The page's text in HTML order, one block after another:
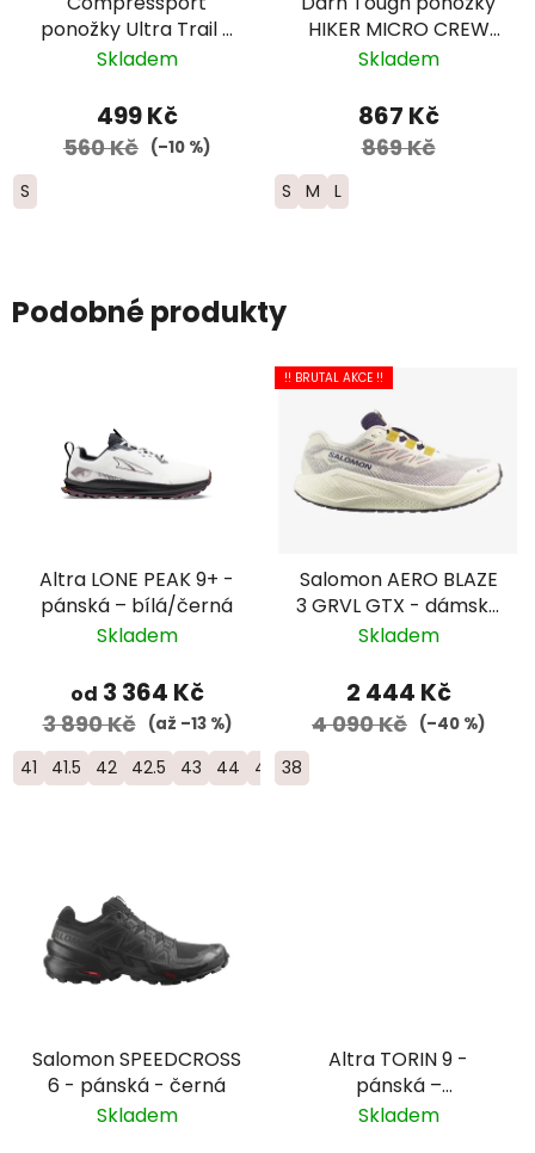
ponožky Ultra Trail -
černá
Skladem
499 Kč
560 Kč (–10 %)
S
HIKER MICRO CREW
Midweight Merino -
modrozelené
Skladem
867 Kč
869 Kč
S M L
Podobné produkty
Altra LONE PEAK 9+ -
pánská – bílá/černá
Skladem
od 3 364 Kč
3 890 Kč (až –13 %)
41 41.5 42 42.5 43 44 44.5
!! BRUTAL AKCE !!
Salomon AERO BLAZE
3 GRVL GTX - dámská
- bílá/fialová
Skladem
2 444 Kč
4 090 Kč (–40 %)
38
Salomon SPEEDCROSS
6 - pánská - černá
Skladem
Altra TORIN 9 -
pánská –
bílá/oranžová/žlutá
Skladem